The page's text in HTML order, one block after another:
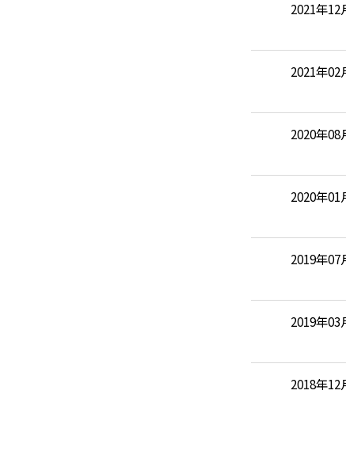
2021年12
2021年02
2020年08
2020年01
2019年07
2019年03
2018年12